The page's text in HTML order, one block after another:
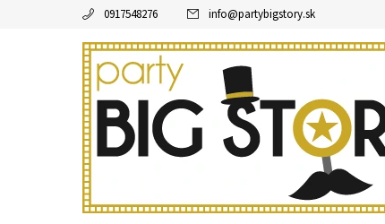
0917548276 info@partybigstory.sk